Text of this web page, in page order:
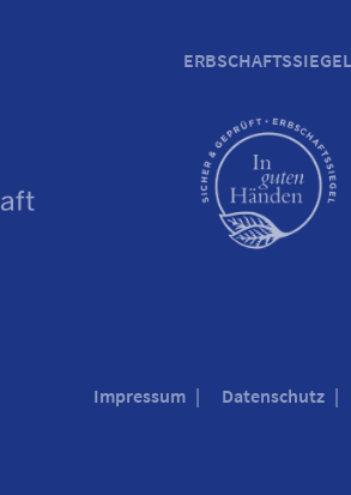
ERBSCHAFTSSIEGEL
Impressum Datenschutz